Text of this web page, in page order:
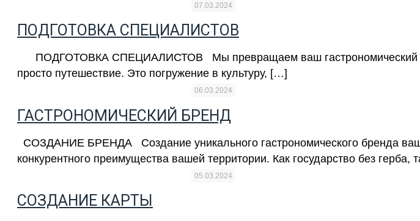
07.03.2024
ПОДГОТОВКА СПЕЦИАЛИСТОВ
ПОДГОТОВКА СПЕЦИАЛИСТОВ Мы превращаем ваш гастрономический
просто путешествие. Это погружение в культуру, […]
06.03.2024
ГАСТРОНОМИЧЕСКИЙ БРЕНД
СОЗДАНИЕ БРЕНДА Создание уникального гастрономического бренда
конкурентного преимущества вашей территории. Как государство без герба,
05.03.2024
СОЗДАНИЕ КАРТЫ